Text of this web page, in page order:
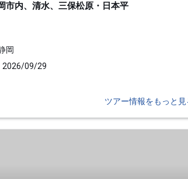
市内、清水、三保松原・日本平
岡
2026/09/29
ツアー情報をもっと見